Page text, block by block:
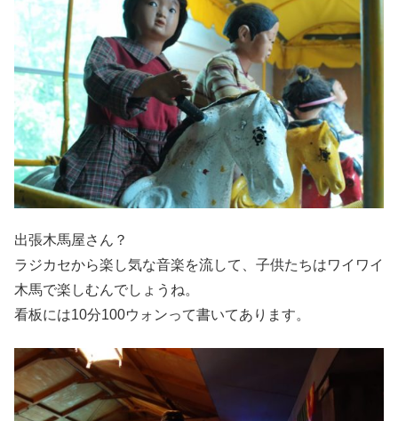
出張木馬屋さん？
ラジカセから楽し気な音楽を流して、子供たちはワイワイ
木馬で楽しむんでしょうね。
看板には10分100ウォンって書いてあります。